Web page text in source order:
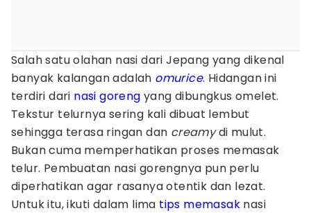
Salah satu olahan nasi dari Jepang yang dikenal
banyak kalangan adalah omurice. Hidangan ini
terdiri dari nasi goreng yang dibungkus omelet.
Tekstur telurnya sering kali dibuat lembut
sehingga terasa ringan dan creamydi mulut.
Bukan cuma memperhatikan proses memasak
telur. Pembuatan nasi gorengnya pun perlu
diperhatikan agar rasanya otentik dan lezat.
Untuk itu, ikuti dalam lima tips memasak nasi